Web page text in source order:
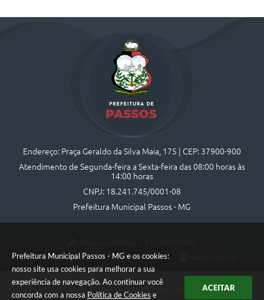
Prefeitura Municipal Passos - MG e os cookies:
nosso site usa cookies para melhorar a sua
experiência de navegação. Ao continuar você
concorda com a nossa Política de Cookies e
ACEITAR
Endereço: Praça Geraldo da Silva Maia, 175 | CEP: 37900-900
Atendimento de Segunda-feira a Sexta-feira das 08:00 horas às
14:00 horas
CNPJ: 18.241.745/0001-08
Prefeitura Municipal Passos - MG
Portal atualizado em: 07/08/2026 10:44
Copyright Instar - 2006-2026. Todos os direitos reservados -